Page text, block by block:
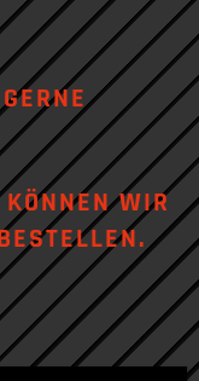
WIR